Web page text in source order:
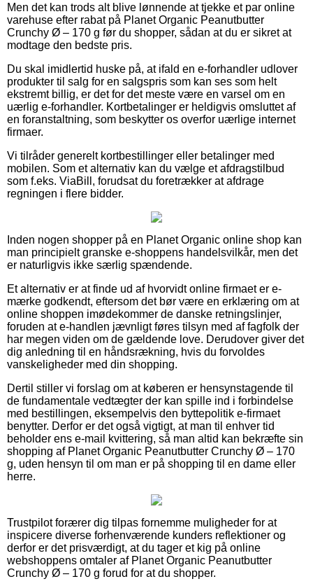
Men det kan trods alt blive lønnende at tjekke et par online
varehuse efter rabat på Planet Organic Peanutbutter
Crunchy Ø – 170 g før du shopper, sådan at du er sikret at
modtage den bedste pris.
Du skal imidlertid huske på, at ifald en e-forhandler udlover
produkter til salg for en salgspris som kan ses som helt
ekstremt billig, er det for det meste være en varsel om en
uærlig e-forhandler. Kortbetalinger er heldigvis omsluttet af
en foranstaltning, som beskytter os overfor uærlige internet
firmaer.
Vi tilråder generelt kortbestillinger eller betalinger med
mobilen. Som et alternativ kan du vælge et afdragstilbud
som f.eks. ViaBill, forudsat du foretrækker at afdrage
regningen i flere bidder.
Inden nogen shopper på en Planet Organic online shop kan
man principielt granske e-shoppens handelsvilkår, men det
er naturligvis ikke særlig spændende.
Et alternativ er at finde ud af hvorvidt online firmaet er e-
mærke godkendt, eftersom det bør være en erklæring om at
online shoppen imødekommer de danske retningslinjer,
foruden at e-handlen jævnligt føres tilsyn med af fagfolk der
har megen viden om de gældende love. Derudover giver det
dig anledning til en håndsrækning, hvis du forvoldes
vanskeligheder med din shopping.
Dertil stiller vi forslag om at køberen er hensynstagende til
de fundamentale vedtægter der kan spille ind i forbindelse
med bestillingen, eksempelvis den byttepolitik e-firmaet
benytter. Derfor er det også vigtigt, at man til enhver tid
beholder ens e-mail kvittering, så man altid kan bekræfte sin
shopping af Planet Organic Peanutbutter Crunchy Ø – 170
g, uden hensyn til om man er på shopping til en dame eller
herre.
Trustpilot forærer dig tilpas fornemme muligheder for at
inspicere diverse forhenværende kunders reflektioner og
derfor er det prisværdigt, at du tager et kig på online
webshoppens omtaler af Planet Organic Peanutbutter
Crunchy Ø – 170 g forud for at du shopper.